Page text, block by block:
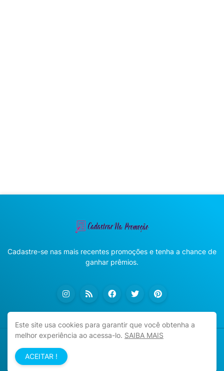
Cadastre-se nas mais recentes promoções e tenha a chance de
ganhar prêmios.
Início
Este site usa cookies para garantir que você obtenha a
melhor experiência ao acessa-lo. SAIBA MAIS
ACEITAR !